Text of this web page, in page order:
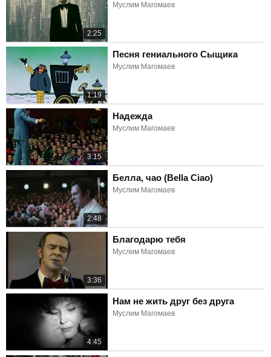
2:25
Муслим Магомаев
1:19
Песня гениального Сыщика
Муслим Магомаев
3:15
Надежда
Муслим Магомаев
2:48
Белла, чао (Bella Ciao)
Муслим Магомаев
3:36
Благодарю тебя
Муслим Магомаев
4:45
Нам не жить друг без друга
Муслим Магомаев